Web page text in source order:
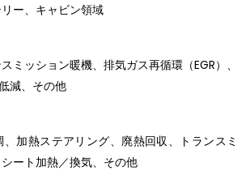
ー、キャビン領域
ミッション暖機、排気ガス再循環（EGR）、
減、その他
加熱ステアリング、廃熱回収、トランスミ
ート加熱／換気、その他